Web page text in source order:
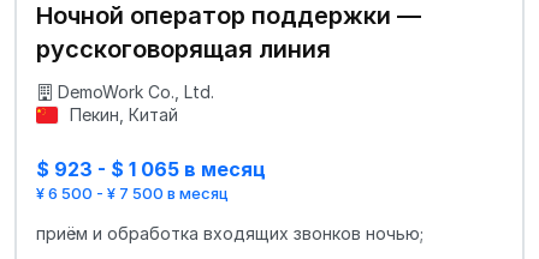
Ночной оператор поддержки —
русскоговорящая линия
DemoWork Co., Ltd.
Пекин, Китай
$ 923 - $ 1 065 в месяц
¥ 6 500 - ¥ 7 500 в месяц
приём и обработка входящих звонков ночью;